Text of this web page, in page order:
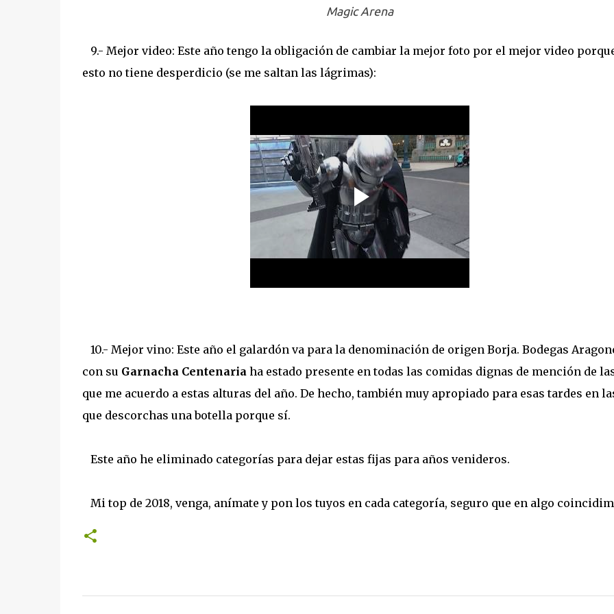
Magic Arena
9.- Mejor video: Este año tengo la obligación de cambiar la mejor foto por el mejor video
esto no tiene desperdicio (se me saltan las lágrimas):
10.- Mejor vino: Este año el galardón va para la denominación de origen Borja. Bodegas
con su Garnacha Centenariaha estado presente en todas las comidas dignas de mención de
que me acuerdo a estas alturas del año. De hecho, también muy apropiado para esas tardes en
que descorchas una botella porque sí.
Este año he eliminado categorías para dejar estas fijas para años venideros.
Mi top de 2018, venga, anímate y pon los tuyos en cada categoría, seguro que en algo